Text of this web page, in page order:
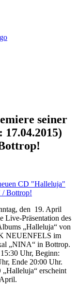
seiner
den 19. April
Live-Präsentation des
„Halleluja“ von
NEUENFELS im
„NINA“ in Bottrop.
Uhr, Beginn:
Ende 20:00 Uhr.
erscheint